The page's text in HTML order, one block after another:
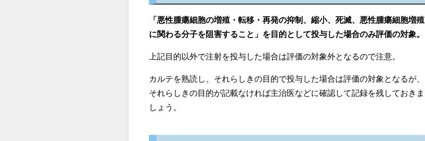
「悪性腫瘍細胞の増殖・転移・再発の抑制、縮小、死滅、悪性腫瘍細胞増殖
に関わる分子を阻害すること」を目的として投与した場合のみ評価の対象。
上記目的以外で注射を投与した場合は評価の対象外となるので注意。
カルテを熟読し、それらしきの目的で投与した場合は評価の対象となるが、
それらしきの目的が記載なければ主治医などに確認して記録を残しておきま
しょう。